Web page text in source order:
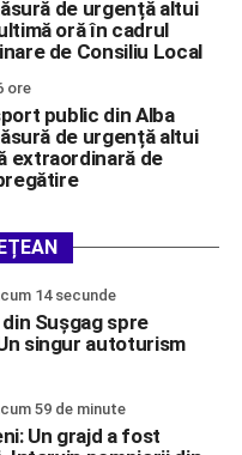
de urgență altui
oră în cadrul
de Consiliu Local
ore
public din Alba
de urgență altui
extraordinară de
14 secunde
Sușgag spre
singur autoturism
59 de minute
Un grajd a fost